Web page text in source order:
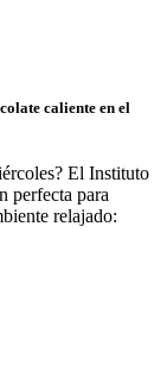
caliente en el
El Instituto
perfecta para
relajado: